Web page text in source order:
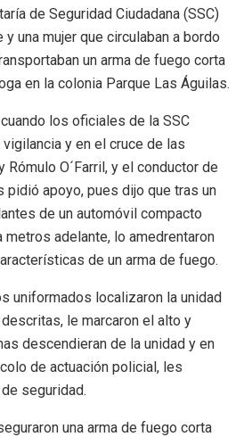
de Seguridad Ciudadana (SSC)
una mujer que circulaban a bordo
un arma de fuego corta
en la colonia Parque Las Águilas.
los oficiales de la SSC
y en el cruce de las
Rómulo O´Farril, y el conductor de
pidió apoyo, pues dijo que tras un
de un automóvil compacto
adelante, lo amedrentaron
de un arma de fuego.
uniformados localizaron la unidad
le marcaron el alto y
descendieran de la unidad y en
de actuación policial, les
seguridad.
una arma de fuego corta